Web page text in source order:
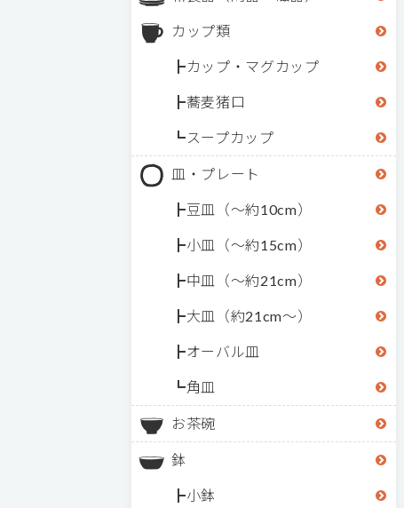
カップ類
カップ・マグカップ
蕎麦猪口
スープカップ
皿・プレート
豆皿（～約10cm）
小皿（～約15cm）
中皿（～約21cm）
大皿（約21cm～）
オーバル皿
角皿
お茶碗
鉢
小鉢